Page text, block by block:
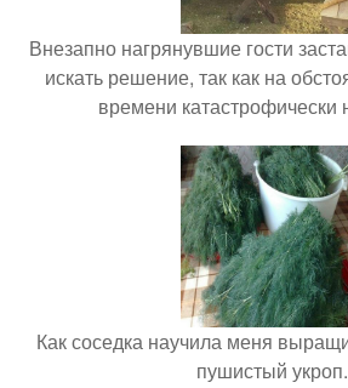
Внезапно нагрянувшие гости
искать решение, так как на
времени катастрофически
Как соседка научила меня
пушистый укроп.